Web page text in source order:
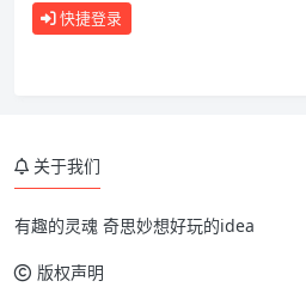
快捷登录
关于我们
有趣的灵魂 奇思妙想好玩的idea
版权声明